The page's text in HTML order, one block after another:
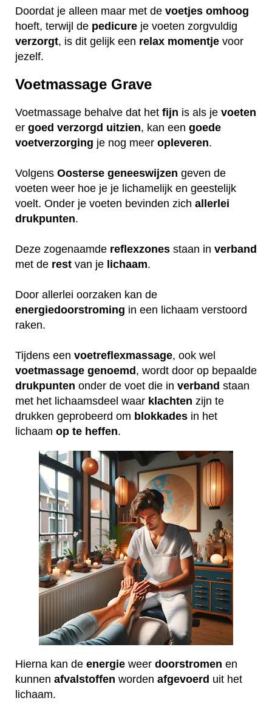
Doordat je alleen maar met de voetjes omhoog
hoeft, terwijl de pedicure je voeten zorgvuldig
verzorgt, is dit gelijk een relax momentje voor
jezelf.
Voetmassage Grave
Voetmassage behalve dat het fijn is als je voeten
er goed verzorgd uitzien, kan een goede
voetverzorging je nog meer opleveren.
Volgens Oosterse geneeswijzen geven de
voeten weer hoe je je lichamelijk en geestelijk
voelt. Onder je voeten bevinden zich allerlei
drukpunten.
Deze zogenaamde reflexzones staan in verband
met de rest van je lichaam.
Door allerlei oorzaken kan de
energiedoorstroming in een lichaam verstoord
raken.
Tijdens een voetreflexmassage, ook wel
voetmassage genoemd , wordt door op bepaalde
drukpunten onder de voet die in verband staan
met het lichaamsdeel waar klachten zijn te
drukken geprobeerd om blokkades in het
lichaam op te heffen.
Hierna kan de energie weer doorstromen en
kunnen afvalstoffen worden afgevoerd uit het
lichaam.